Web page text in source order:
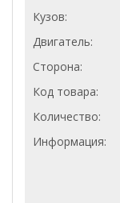
Кузов:
Двигатель:
Сторона:
Код товара:
Количество:
Информация: